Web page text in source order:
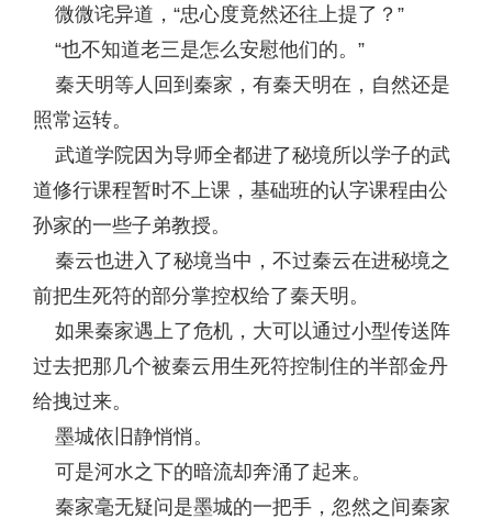
微微诧异道，“忠心度竟然还往上提了？”
“也不知道老三是怎么安慰他们的。”
秦天明等人回到秦家，有秦天明在，自然还是
照常运转。
武道学院因为导师全都进了秘境所以学子的武
道修行课程暂时不上课，基础班的认字课程由公
孙家的一些子弟教授。
秦云也进入了秘境当中，不过秦云在进秘境之
前把生死符的部分掌控权给了秦天明。
如果秦家遇上了危机，大可以通过小型传送阵
过去把那几个被秦云用生死符控制住的半部金丹
给拽过来。
墨城依旧静悄悄。
可是河水之下的暗流却奔涌了起来。
秦家毫无疑问是墨城的一把手，忽然之间秦家